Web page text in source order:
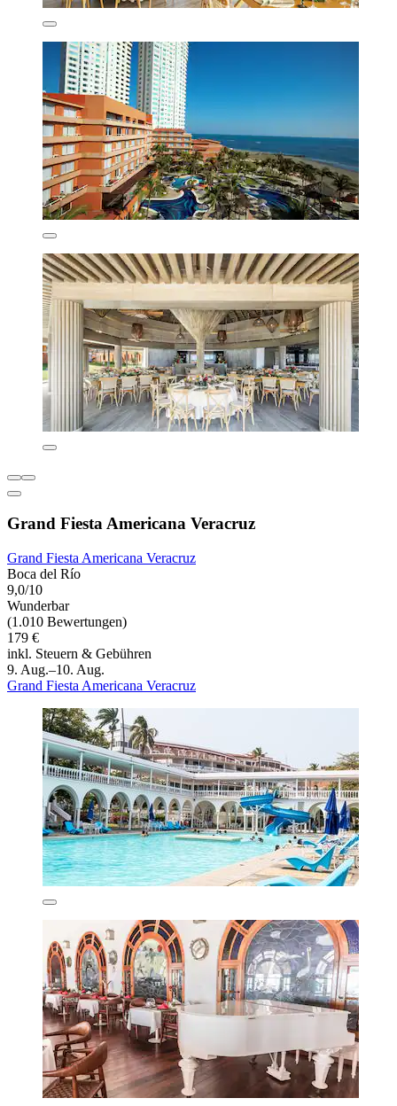
Grand Fiesta Americana Veracruz
Grand Fiesta Americana Veracruz
Boca del Río
9,0/10
Wunderbar
(1.010 Bewertungen)
179 €
inkl. Steuern & Gebühren
9. Aug.–10. Aug.
Grand Fiesta Americana Veracruz